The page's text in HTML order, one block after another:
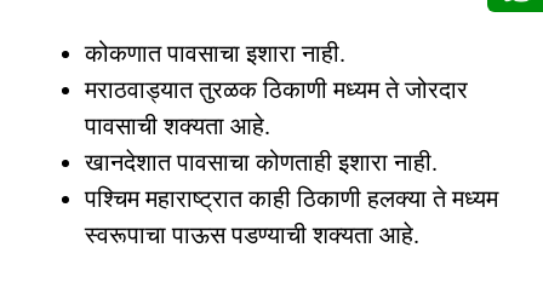
कोकणात पावसाचा इशारा नाही.
मराठवाड्यात तुरळक ठिकाणी मध्यम ते जोरदार
पावसाची शक्यता आहे.
खानदेशात पावसाचा कोणताही इशारा नाही.
पश्चिम महाराष्ट्रात काही ठिकाणी हलक्या ते मध्यम
स्वरूपाचा पाऊस पडण्याची शक्यता आहे.